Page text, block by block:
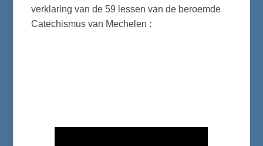
verklaring van de 59 lessen van de beroemde
Catechismus van Mechelen :